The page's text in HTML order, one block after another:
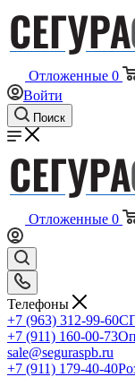
Отложенные 0
Войти
Поиск
Отложенные 0
Телефоны
+7 (963) 312-99-60
+7 (911) 160-00-73
sale@seguraspb.ru
+7 (911) 179-40-40